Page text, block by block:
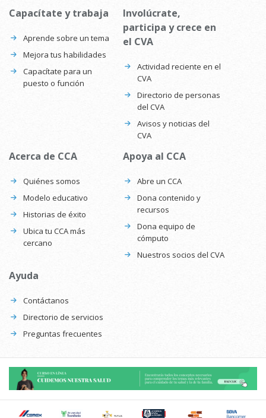
Capacítate y trabaja
Aprende sobre un tema
Mejora tus habilidades
Capacítate para un
puesto o función
Involúcrate,
participa y crece en
el CVA
Actividad reciente en el
CVA
Directorio de personas
del CVA
Avisos y noticias del
CVA
Acerca de CCA
Quiénes somos
Modelo educativo
Historias de éxito
Ubica tu CCA más
cercano
Apoya al CCA
Abre un CCA
Dona contenido y
recursos
Dona equipo de
cómputo
Nuestros socios del CVA
Ayuda
Contáctanos
Directorio de servicios
Preguntas frecuentes